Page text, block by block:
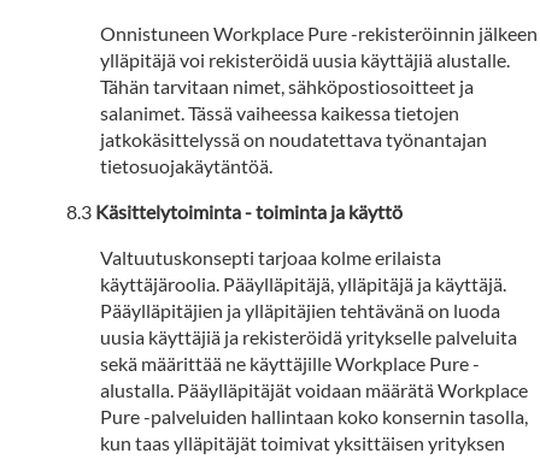
Onnistuneen Workplace Pure -rekisteröinnin jälkeen
ylläpitäjä voi rekisteröidä uusia käyttäjiä alustalle.
Tähän tarvitaan nimet, sähköpostiosoitteet ja
salanimet. Tässä vaiheessa kaikessa tietojen
jatkokäsittelyssä on noudatettava työnantajan
tietosuojakäytäntöä.
Käsittelytoiminta - toiminta ja käyttö
Valtuutuskonsepti tarjoaa kolme erilaista
käyttäjäroolia. Pääylläpitäjä, ylläpitäjä ja käyttäjä.
Pääylläpitäjien ja ylläpitäjien tehtävänä on luoda
uusia käyttäjiä ja rekisteröidä yritykselle palveluita
sekä määrittää ne käyttäjille Workplace Pure -
alustalla. Pääylläpitäjät voidaan määrätä Workplace
Pure -palveluiden hallintaan koko konsernin tasolla,
kun taas ylläpitäjät toimivat yksittäisen yrityksen